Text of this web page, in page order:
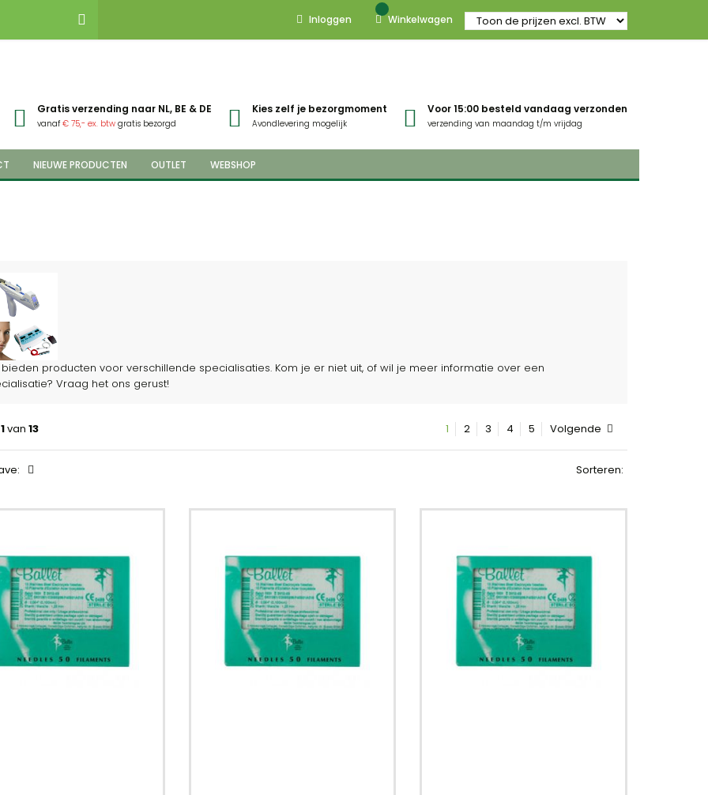
Inloggen Winkelwagen
Gratis verzending naar NL, BE & DE
vanaf€ 75,- ex. btw gratis bezorgd
Kies zelf je bezorgmoment
Avondlevering mogelijk
Voor 15:00 besteld vandaag verzonden
verzending van maandag t/m vrijdag
NIEUWE PRODUCTEN OUTLET WEBSHOP
producten voor verschillende specialisaties. Kom je er niet uit, of wil je meer informatie over een
Vraag het ons gerust!
1van 13 1 2 3 4 5 Volgende
Sorteren: